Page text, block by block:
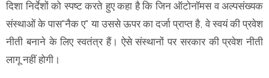
दिशा निर्देशों को स्पष्ट करते हुए कहा है कि जिन ऑटोनॉमस व अल्पसंख्यक
संस्थाओं के पास"नैक ए" या उससे ऊपर का दर्जा प्राप्त है, वे स्वयं की प्रवेश
नीती बनाने के लिए स्वतंत्र हैं। ऐसे संस्थानों पर सरकार की प्रवेश नीती
लागू नहीं होगी।